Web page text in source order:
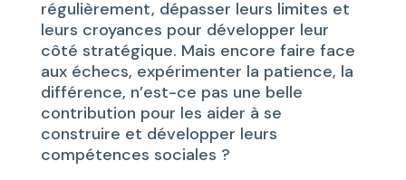
régulièrement, dépasser leurs limites et
leurs croyances pour développer leur
côté stratégique. Mais encore faire face
aux échecs, expérimenter la patience, la
différence, n’est-ce pas une belle
contribution pour les aider à se
construire et développer leurs
compétences sociales ?